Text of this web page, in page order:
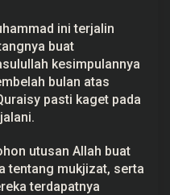
ini terjalin
buat
kesimpulannya
bulan atas
pasti kaget pada
utusan Allah buat
tentang mukjizat, serta
terdapatnya